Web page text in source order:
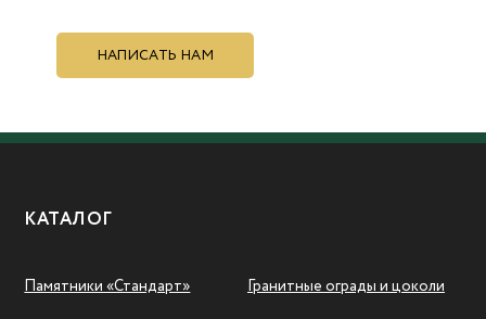
НАПИСАТЬ НАМ
КАТАЛОГ
Памятники «Стандарт» Гранитные ограды и цоколи